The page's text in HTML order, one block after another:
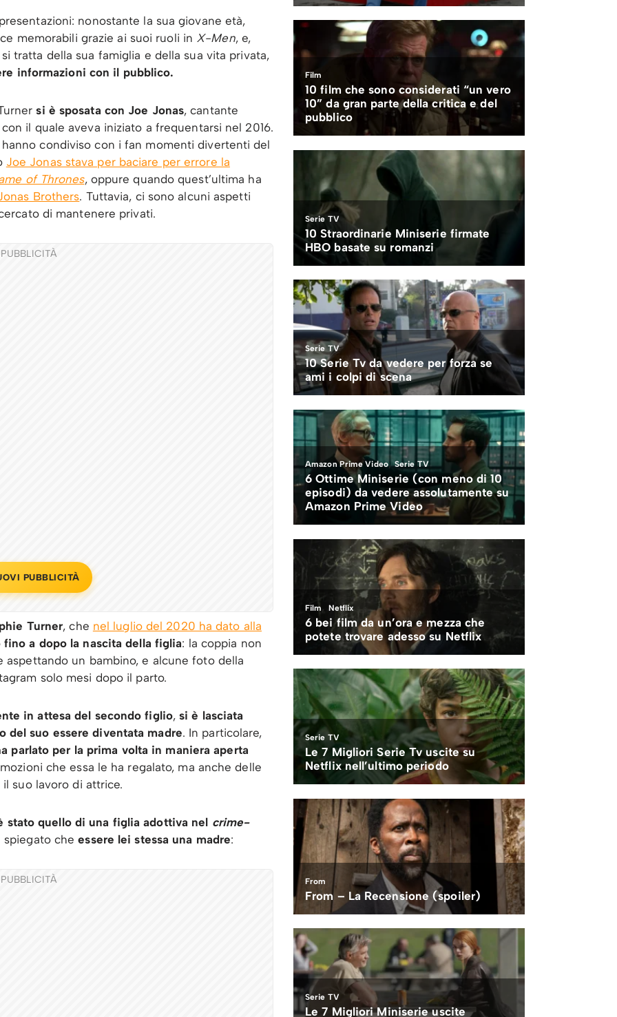
nonostante la sua giovane età,
memorabili grazie ai suoi ruoli in X-Men, e,
tratta della sua famiglia e della sua vita privata,
informazioni con il pubblico.
si è sposata con Joe Jonas, cantante
il quale aveva iniziato a frequentarsi nel 2016.
condiviso con i fan momenti divertenti del
Joe Jonas stava per baciare per errore la
of Thrones, oppure quando quest’ultima ha
Brothers. Tuttavia, ci sono alcuni aspetti
di mantenere privati.
PUBBLICITÀ
PUBBLICITÀ
Turner, che nel luglio del 2020 ha dato alla
a dopo la nascita della figlia: la coppia non
un bambino, e alcune foto della
solo mesi dopo il parto.
in attesa del secondo figlio,si è lasciata
del suo essere diventata madre. In particolare,
parlato per la prima volta in maniera aperta
che essa le ha regalato, ma anche delle
suo lavoro di attrice.
stato quello di una figlia adottiva nel crime-
spiegato cheessere lei stessa una madre:
PUBBLICITÀ